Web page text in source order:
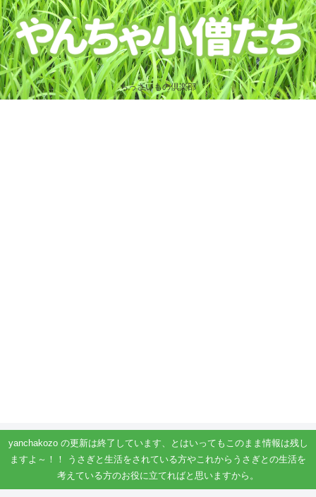
ちっさいもの倶楽部
yanchakozo の更新は終了しています、とはいってもこのまま情報は残し
ますよ～！！ うさぎと生活をされている方やこれからうさぎとの生活を
考えている方のお役に立てればと思いますから。